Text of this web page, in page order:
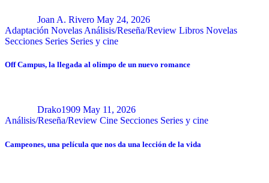
Joan A. Rivero May 24, 2026
Adaptación Novelas Análisis/Reseña/Review Libros Novelas
Secciones Series Series y cine
Off Campus, la llegada al olimpo de un nuevo romance
Drako1909 May 11, 2026
Análisis/Reseña/Review Cine Secciones Series y cine
Campeones, una película que nos da una lección de la vida